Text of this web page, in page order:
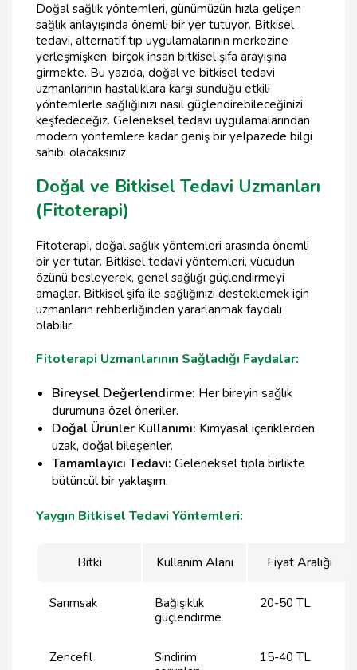
Doğal sağlık yöntemleri, günümüzün hızla gelişen
sağlık anlayışında önemli bir yer tutuyor. Bitkisel
tedavi, alternatif tıp uygulamalarının merkezine
yerleşmişken, birçok insan bitkisel şifa arayışına
girmekte. Bu yazıda, doğal ve bitkisel tedavi
uzmanlarının hastalıklara karşı sunduğu etkili
yöntemlerle sağlığınızı nasıl güçlendirebileceğinizi
keşfedeceğiz. Geleneksel tedavi uygulamalarından
modern yöntemlere kadar geniş bir yelpazede bilgi
sahibi olacaksınız.
Doğal ve Bitkisel Tedavi Uzmanları
(Fitoterapi)
Fitoterapi, doğal sağlık yöntemleri arasında önemli
bir yer tutar. Bitkisel tedavi yöntemleri, vücudun
özünü besleyerek, genel sağlığı güçlendirmeyi
amaçlar. Bitkisel şifa ile sağlığınızı desteklemek için
uzmanların rehberliğinden yararlanmak faydalı
olabilir.
Fitoterapi Uzmanlarının Sağladığı Faydalar:
Bireysel Değerlendirme: Her bireyin sağlık
durumuna özel öneriler.
Doğal Ürünler Kullanımı: Kimyasal içeriklerden
uzak, doğal bileşenler.
Tamamlayıcı Tedavi: Geleneksel tıpla birlikte
bütüncül bir yaklaşım.
Yaygın Bitkisel Tedavi Yöntemleri:
Bitki Kullanım Alanı Fiyat Aralığı
Sarımsak
Bağışıklık
güçlendirme
20-50 TL
Zencefil
Sindirim
15-40 TL